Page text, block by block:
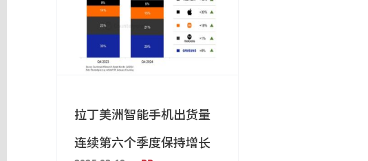
拉丁美洲智能手机出货量
连续第六个季度保持增长